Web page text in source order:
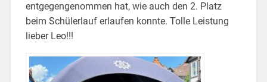
entgegengenommen hat, wie auch den 2. Platz
beim Schülerlauf erlaufen konnte. Tolle Leistung
lieber Leo!!!